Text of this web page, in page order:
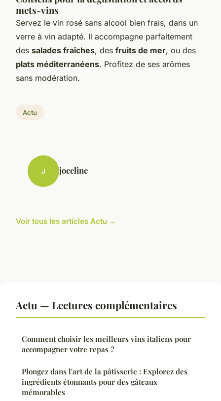
mets-vins
Servez le vin rosé sans alcool bien frais, dans un
verre à vin adapté. Il accompagne parfaitement
des salades fraîches, des fruits de mer, ou des
plats méditerranéens. Profitez de ses arômes
sans modération.
Actu
J joceline
Voir tous les articles Actu →
Actu — Lectures complémentaires
Comment choisir les meilleurs vins italiens pour
accompagner votre repas ?
Plongez dans l'art de la pâtisserie : Explorez des
ingrédients étonnants pour des gâteaux
mémorables